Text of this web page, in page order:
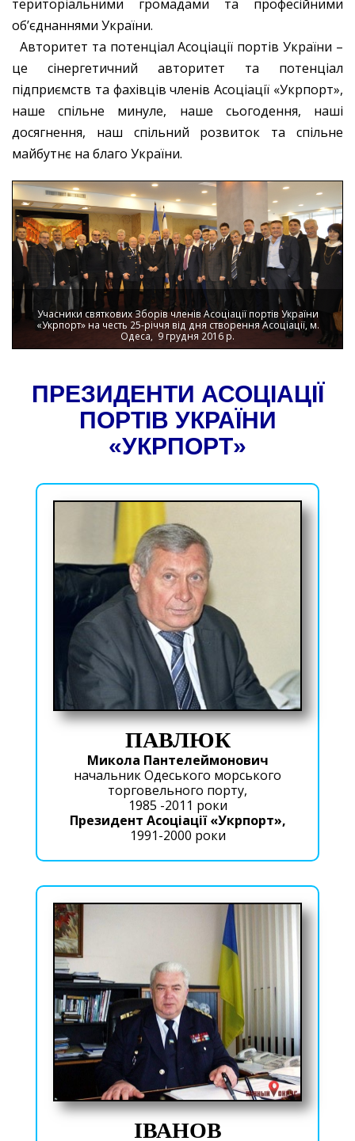
територіальними громадами та професійними
об’єднаннями України.
Авторитет та потенціал Асоціації портів України –
це сінергетичний авторитет та потенціал
підприємств та фахівців членів Асоціації «Укрпорт»,
наше спільне минуле, наше сьогодення, наші
досягнення, наш спільний розвиток та спільне
майбутнє на благо України.
Учасники святкових Зборів членів Асоціації портів України
«Укрпорт» на честь 25-річчя від дня створення Асоціації, м.
Одеса, 9 грудня 2016 р.
ПРЕЗИДЕНТИ АСОЦІАЦІЇ
ПОРТІВ УКРАЇНИ
«УКРПОРТ»
ПАВЛЮК
Микола Пантелеймонович
начальник Одеського морського
торговельного порту,
1985 -2011 роки
Президент Асоціації «Укрпорт»,
1991-2000 роки
ІВАНОВ